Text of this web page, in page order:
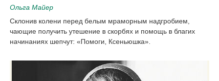
Ольга Майер
Склонив колени перед белым мраморным надгробием,
чающие получить утешение в скорбях и помощь в благих
начинаниях шепчут: «Помоги, Ксеньюшка».